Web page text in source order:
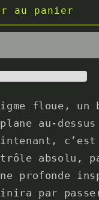
au panier
floue, un
au-dessus
c’est
absolu,
profonde
par